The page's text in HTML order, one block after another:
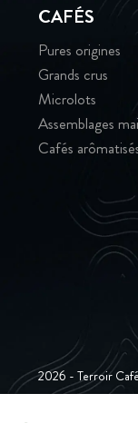
CAFÉS
Pures origines
Grands crus
Microlots
Assemblages
Cafés
2026 - Terroir